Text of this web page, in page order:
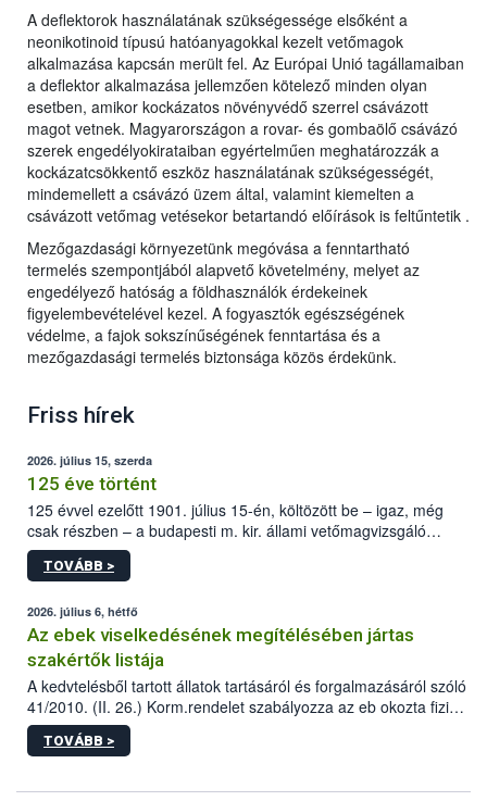
A deflektorok használatának szükségessége elsőként a
neonikotinoid típusú hatóanyagokkal kezelt vetőmagok
alkalmazása kapcsán merült fel. Az Európai Unió tagállamaiban
a deflektor alkalmazása jellemzően kötelező minden olyan
esetben, amikor kockázatos növényvédő szerrel csávázott
magot vetnek. Magyarországon a rovar- és gombaölő csávázó
szerek engedélyokirataiban egyértelműen meghatározzák a
kockázatcsökkentő eszköz használatának szükségességét,
mindemellett a csávázó üzem által, valamint kiemelten a
csávázott vetőmag vetésekor betartandó előírások is feltűntetik .
Mezőgazdasági környezetünk megóvása a fenntartható
termelés szempontjából alapvető követelmény, melyet az
engedélyező hatóság a földhasználók érdekeinek
figyelembevételével kezel. A fogyasztók egészségének
védelme, a fajok sokszínűségének fenntartása és a
mezőgazdasági termelés biztonsága közös érdekünk.
Friss hírek
2026. július 15, szerda
125 éve történt
125 évvel ezelőtt 1901. július 15-én, költözött be – igaz, még
csak részben – a budapesti m. kir. állami vetőmagvizsgáló
állomás a Kis Rókus utca 15. szám alatti, Czigler Győző által
tervezett új épületébe.
TOVÁBB >
2026. július 6, hétfő
Az ebek viselkedésének megítélésében jártas
szakértők listája
A kedvtelésből tartott állatok tartásáról és forgalmazásáról szóló
41/2010. (II. 26.) Korm.rendelet szabályozza az eb okozta fizikai
sérülés, illetve ennek veszélye keletkezésekor felmerülő
hatósági feladatokat, valamint a veszélyes eb tartását és annak
vonni az ebek viselkedésének megítélésében jártas szakértőt.
TOVÁBB >